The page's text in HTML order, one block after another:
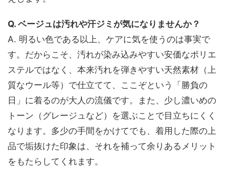
Q. ベージュは汚れや汗ジミが気になりませんか？
A. 明るい色である以上、ケアに気を使うのは事実で
す。だからこそ、汚れが染み込みやすい安価なポリエ
ステルではなく、本来汚れを弾きやすい天然素材（上
質なウール等）で仕立てて、ここぞという「勝負の
日」に着るのが大人の流儀です。また、少し濃いめの
トーン（グレージュなど）を選ぶことで目立ちにくく
なります。多少の手間をかけてでも、着用した際の上
品で垢抜けた印象は、それを補って余りあるメリット
をもたらしてくれます。